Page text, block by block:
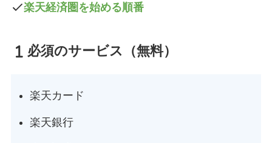
楽天経済圏を始める順番
必須のサービス（無料）
楽天カード
楽天銀行